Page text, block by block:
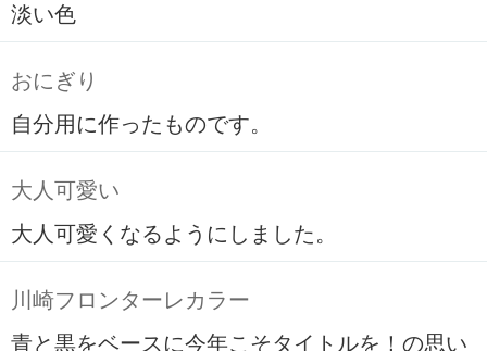
淡い色
おにぎり
自分用に作ったものです。
大人可愛い
大人可愛くなるようにしました。
川崎フロンターレカラー
青と黒をベースに今年こそタイトルを！の思い